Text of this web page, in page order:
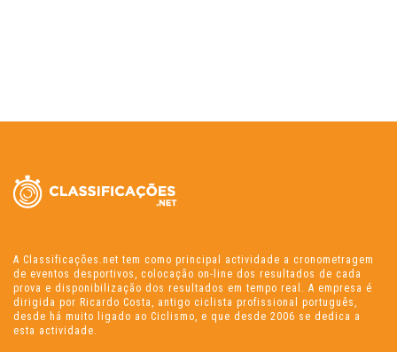
A Classificações.net tem como principal actividade a cronometragem
de eventos desportivos, colocação on-line dos resultados de cada
prova e disponibilização dos resultados em tempo real. A empresa é
dirigida por Ricardo Costa, antigo ciclista profissional português,
desde há muito ligado ao Ciclismo, e que desde 2006 se dedica a
esta actividade.